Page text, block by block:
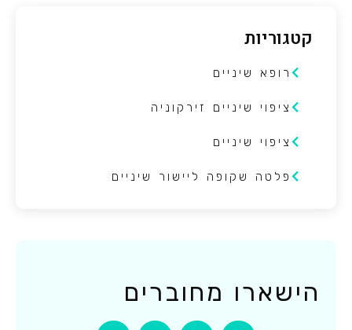
קטגוריות
רופא שיניים
ציפוי שיניים זירקוניה
ציפוי שיניים
פלטה שקופה ליישור שיניים
הישארו מחוברים